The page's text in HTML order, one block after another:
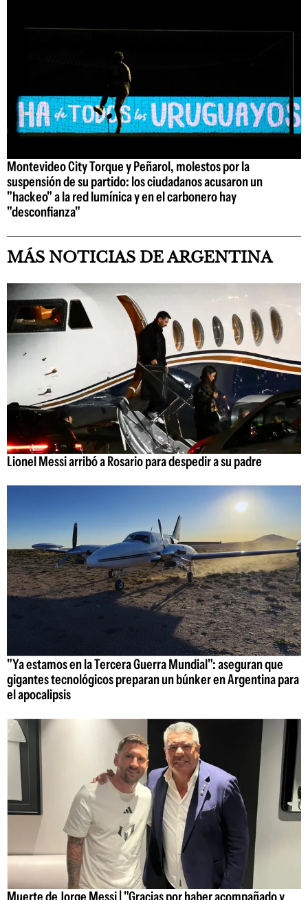
Montevideo City Torque y Peñarol, molestos por la
suspensión de su partido: los ciudadanos acusaron un
"hackeo" a la red lumínica y en el carbonero hay
"desconfianza"
MÁS NOTICIAS DE ARGENTINA
Lionel Messi arribó a Rosario para despedir a su padre
"Ya estamos en la Tercera Guerra Mundial": aseguran que
gigantes tecnológicos preparan un búnker en Argentina para
el apocalipsis